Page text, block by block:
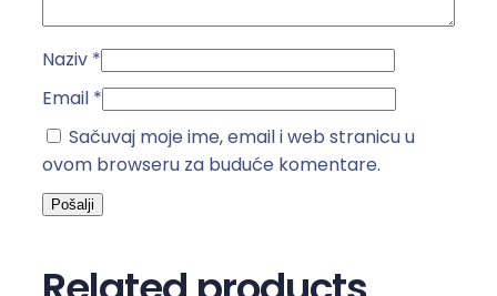
i
j
a
k
Naziv *
Email *
Sačuvaj moje ime, email i web stranicu u
ovom browseru za buduće komentare.